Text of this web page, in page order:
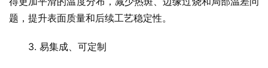
题，提升表面质量和后续工艺稳定性。
3. 易集成、可定制